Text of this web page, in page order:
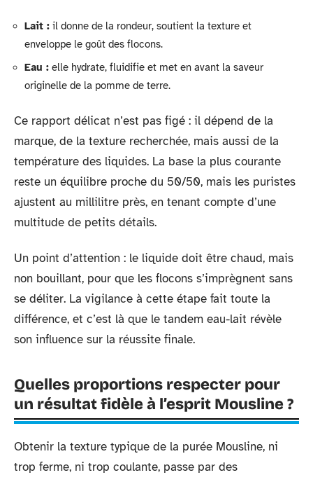
Lait : il donne de la rondeur, soutient la texture et
enveloppe le goût des flocons.
Eau : elle hydrate, fluidifie et met en avant la saveur
originelle de la pomme de terre.
Ce rapport délicat n’est pas figé : il dépend de la
marque, de la texture recherchée, mais aussi de la
température des liquides. La base la plus courante
reste un équilibre proche du 50/50, mais les puristes
ajustent au millilitre près, en tenant compte d’une
multitude de petits détails.
Un point d’attention : le liquide doit être chaud, mais
non bouillant, pour que les flocons s’imprègnent sans
se déliter. La vigilance à cette étape fait toute la
différence, et c’est là que le tandem eau-lait révèle
son influence sur la réussite finale.
Quelles proportions respecter pour
un résultat fidèle à l’esprit Mousline ?
Obtenir la texture typique de la purée Mousline, ni
trop ferme, ni trop coulante, passe par des